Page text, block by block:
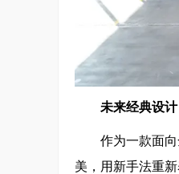
未来经典设
作为一款面
美，用新手法重